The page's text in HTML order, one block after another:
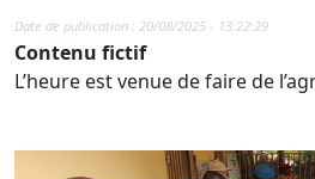
Date de publication : 20/08/2025 - 13:22:29
Contenu fictif
L’heure est venue de faire de